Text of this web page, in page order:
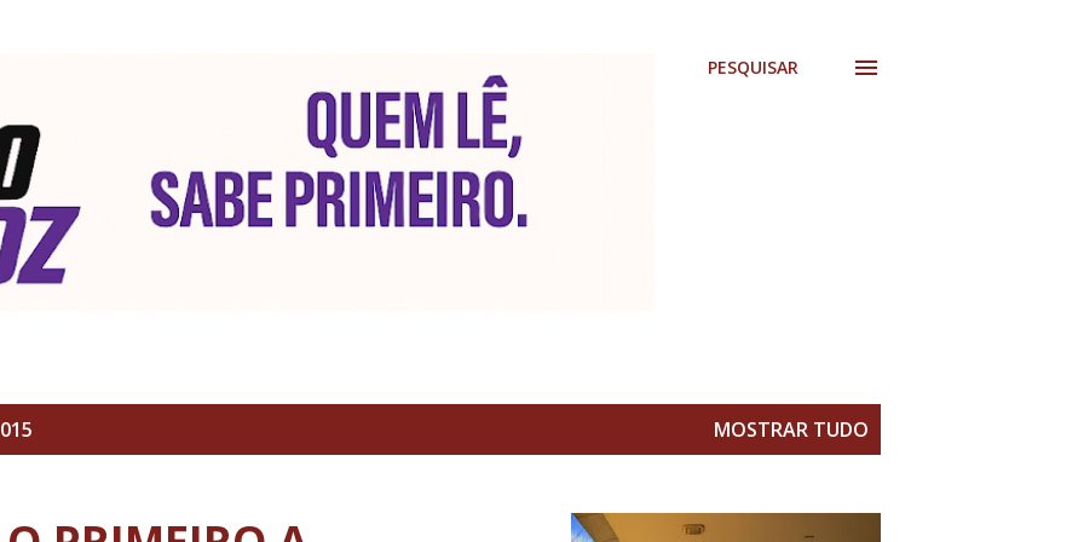
PESQUISAR
MOSTRAR TUDO